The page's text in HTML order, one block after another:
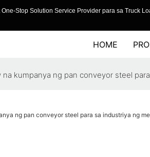
Stop Solution Service Provider para sa Truck
HOME
na kumpanya ng pan conveyor steel